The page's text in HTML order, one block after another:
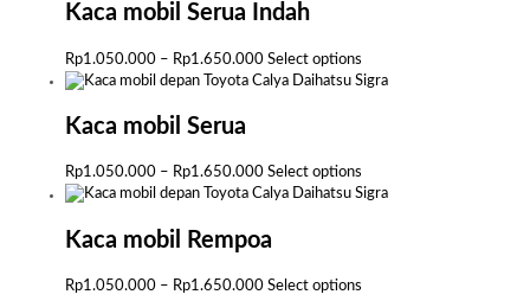
through
options
product
Kaca mobil Serua Indah
Rp1.050.000 – Rp1.650.000Price
range:
Select options
product
options
Kaca mobil Serua
Rp1.050.000 – Rp1.650.000Price
range:
through
Select options
product
Kaca mobil Rempoa
Rp1.050.000 – Rp1.650.000Price
Select options